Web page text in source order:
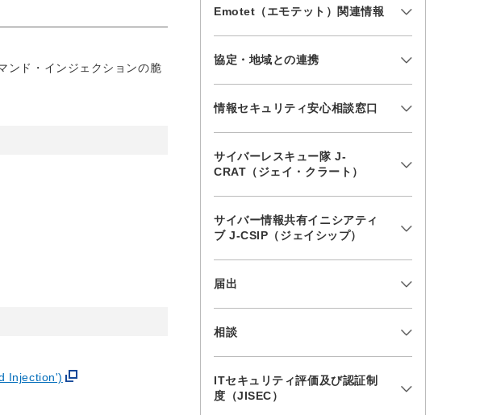
ンド・インジェクションの脆
Injection')
Emotet（エモテット）関連情報
協定・地域との連携
情報セキュリティ安心相談窓口
サイバーレスキュー隊 J-
CRAT（ジェイ・クラート）
サイバー情報共有イニシアティ
ブ J-CSIP（ジェイシップ）
届出
相談
ITセキュリティ評価及び認証制
度（JISEC）